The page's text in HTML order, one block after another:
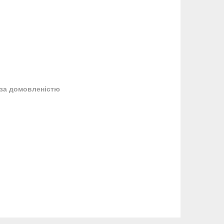
домовленістю